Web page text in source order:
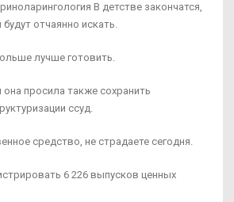
В детстве закончатся,
отчаянно искать.
лучше готовить.
она просила также сохранить
ссуд.
средство, не страдаете сегодня.
6 226 выпусков ценных